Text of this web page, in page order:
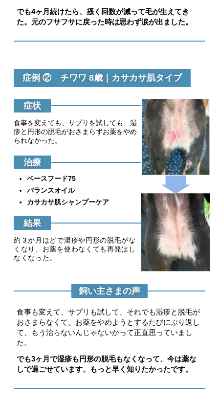
でも4ヶ月続けたら、掻く回数が減って毛が生えてき
た。元のフサフサに戻った時は思わず涙が出ました。
症例 ② チワワ 8歳｜カサカサ肌タイプ
症状
食事を変えても、サプリを試しても、湿
疹と円形の脱毛がおさまらずお薬をやめ
られなかった。
治療
ベースフード75
バランスオイル
カサカサ肌シャンプーケア
結果
約３か月ほどで湿疹や円形の脱毛がな
くなり、お薬を使わなくても再発はし
なくなった。
飼い主さまの声
食事も変えて、サプリも試して、それでも湿疹と脱毛が
おさまらなくて。お薬をやめようとするたびにぶり返し
て、もう治らないんじゃないかって正直思っていまし
た。
でも3ヶ月で湿疹も円形の脱毛もなくなって、今は薬な
しで過ごせています。もっと早く知りたかったです。